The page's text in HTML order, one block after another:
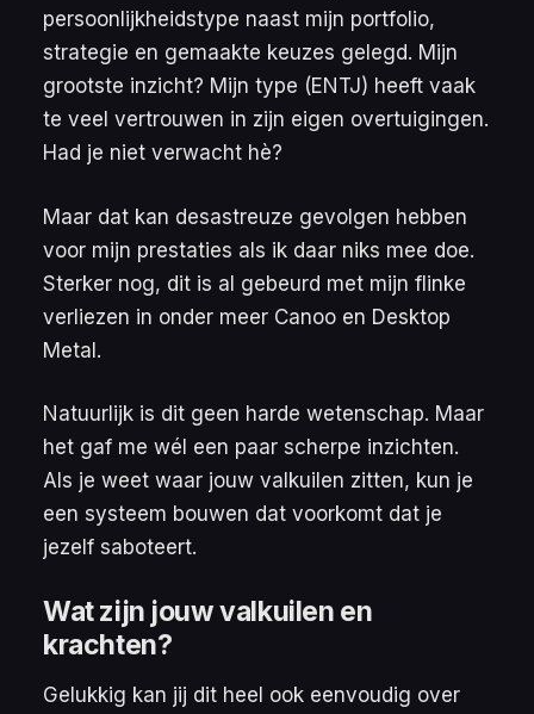
persoonlijkheidstype naast mijn portfolio,
strategie en gemaakte keuzes gelegd. Mijn
grootste inzicht? Mijn type (ENTJ) heeft vaak
te veel vertrouwen in zijn eigen overtuigingen.
Had je niet verwacht hè?
Maar dat kan desastreuze gevolgen hebben
voor mijn prestaties als ik daar niks mee doe.
Sterker nog, dit is al gebeurd met mijn flinke
verliezen in onder meer Canoo en Desktop
Metal.
Natuurlijk is dit geen harde wetenschap. Maar
het gaf me wél een paar scherpe inzichten.
Als je weet waar jouw valkuilen zitten, kun je
een systeem bouwen dat voorkomt dat je
jezelf saboteert.
Wat zijn jouw valkuilen en
krachten?
Gelukkig kan jij dit heel ook eenvoudig over